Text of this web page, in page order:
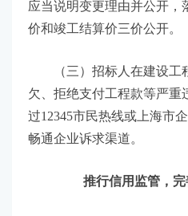
应当说明变更理由并公开，
价和竣工结算价三价公开。
（三）招标人在建设
欠、拒绝支付工程款等严重
过12345市民热线或上海市
畅通企业诉求渠道。
推行信用监管，